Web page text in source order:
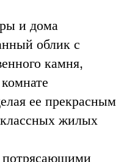
и дома
облик с
камня,
ее прекрасным
жилых